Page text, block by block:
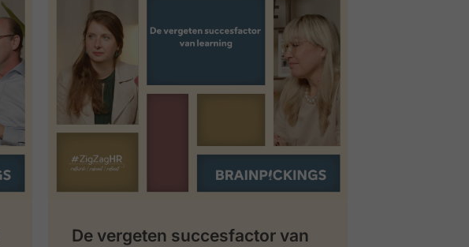
De vergeten succesfactor van